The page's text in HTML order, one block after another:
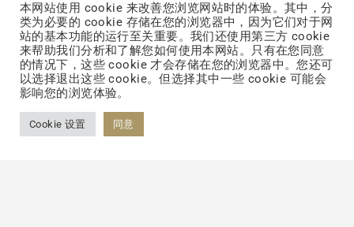
本网站使用 cookie 来改善您浏览网站时的体验。其中，分
类为必要的 cookie 存储在您的浏览器中，因为它们对于网
站的基本功能的运行至关重要。我们还使用第三方 cookie
来帮助我们分析和了解您如何使用本网站。只有在您同意
的情况下，这些 cookie 才会存储在您的浏览器中。您还可
以选择退出这些 cookie。但选择其中一些 cookie 可能会
影响您的浏览体验。
Cookie 设置 同意